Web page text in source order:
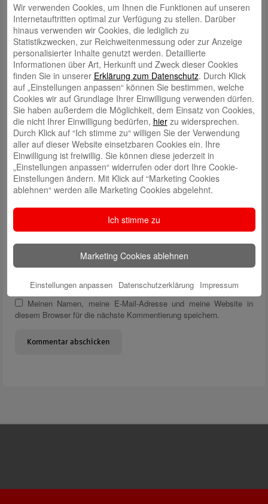
Machen Sie mit uns Ihren persönlichen Finanz-Check. Da lernen Sie
unser volles Programm kennen und werden professionell beraten
www.wespa.de/zukunft.
Schreibe einen Kommentar
Deine E-Mail-Adresse wird nicht veröffentlicht. Erforderliche Felder
sind mit*markiert
Website
Meinen Namen, meine E-Mail-Adresse und meine Website in
diesem Browser für die nächste Kommentierung speichern.
Wir verwenden Cookies, um Ihnen die Funktionen auf unseren
Internetauftritten optimal zur Verfügung zu stellen. Darüber
hinaus verwenden wir Cookies, die lediglich zu
Statistikzwecken, zur Reichweitenmessung oder zur Anzeige
personalisierter Inhalte genutzt werden. Detaillierte
Informationen über Art, Herkunft und Zweck dieser Cookies
finden Sie in unserer Erklärung zum Datenschutz. Durch Klick
auf „Einstellungen anpassen“ können Sie bestimmen, welche
Cookies wir auf Grundlage Ihrer Einwilligung verwenden dürfen.
Sie haben außerdem die Möglichkeit, dem Einsatz von Cookies,
die nicht Ihrer Einwilligung bedürfen, hierzu widersprechen.
Durch Klick auf “Ich stimme zu“ willigen Sie der Verwendung
aller auf dieser Website einsetzbaren Cookies ein. Ihre
Einwilligung ist freiwillig. Sie können diese jederzeit in
„Einstellungen anpassen“ widerrufen oder dort Ihre Cookie-
Einstellungen ändern. Mit Klick auf “Marketing Cookies
ablehnen“ werden alle Marketing Cookies abgelehnt.
Ich stimme zu
Marketing Cookies ablehnen
Einstellungen anpassen Datenschutzerklärung Impressum